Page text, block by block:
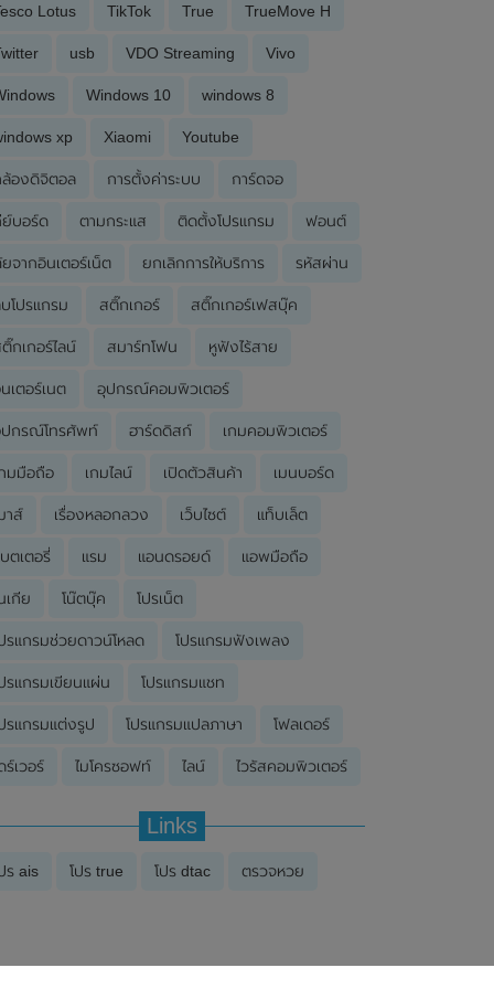
Lotus TikTok True TrueMove H
usb VDO Streaming Vivo
Windows 10 windows 8
xp Xiaomi Youtube
องดิจิตอล การตั้งค่าระบบ การ์ดจอ
บอร์ด ตามกระแส ติดตั้งโปรแกรม ฟอนต์
จากอินเตอร์เน็ต ยกเลิกการให้บริการ รหัสผ่าน
โปรแกรม สติ๊กเกอร์ สติ๊กเกอร์เฟสบุ๊ค
กเกอร์ไลน์ สมาร์ทโฟน หูฟังไร้สาย
เตอร์เนต อุปกรณ์คอมพิวเตอร์
กรณ์โทรศัพท์ ฮาร์ดดิสก์ เกมคอมพิวเตอร์
มมือถือ เกมไลน์ เปิดตัวสินค้า เมนบอร์ด
าส์ เรื่องหลอกลวง เว็บไซต์ แท็บเล็ต
ตเตอรี่ แรม แอนดรอยด์ แอพมือถือ
เกีย โน๊ตบุ๊ค โปรเน็ต
รแกรมช่วยดาวน์โหลด โปรแกรมฟังเพลง
รแกรมเขียนแผ่น โปรแกรมแชท
รแกรมแต่งรูป โปรแกรมแปลภาษา โฟลเดอร์
ร์เวอร์ ไมโครซอฟท์ ไลน์ ไวรัสคอมพิวเตอร์
Links
ร ais โปร true โปร dtac ตรวจหวย